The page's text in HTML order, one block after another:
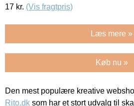
17 kr. (Vis fragtpris)
Læs mere »
Køb nu »
Den mest populære kreative
Rito.dk som har et stort udvalg til